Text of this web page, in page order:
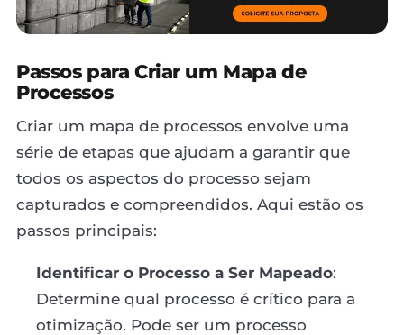
Passos para Criar um Mapa de
Processos
Criar um mapa de processos envolve uma
série de etapas que ajudam a garantir que
todos os aspectos do processo sejam
capturados e compreendidos. Aqui estão os
passos principais:
Identificar o Processo a Ser Mapeado:
Determine qual processo é crítico para a
otimização. Pode ser um processo